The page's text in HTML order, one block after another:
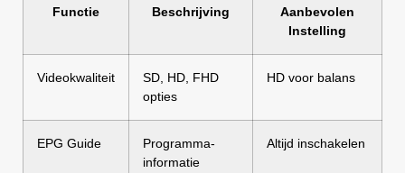
Functie Beschrijving
Aanbevolen
Instelling
Videokwaliteit
SD, HD, FHD
opties
HD voor balans
EPG Guide
Programma-
informatie
Altijd inschakelen